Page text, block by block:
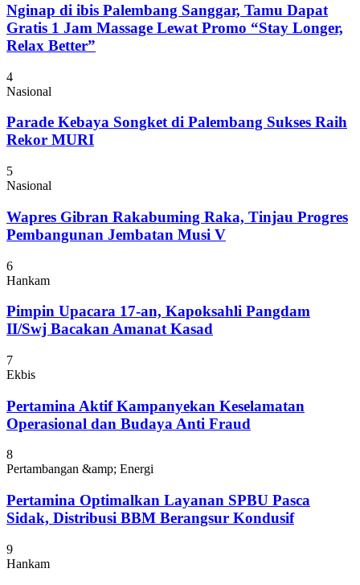
Nginap di ibis Palembang Sanggar, Tamu Dapat
Gratis 1 Jam Massage Lewat Promo “Stay Longer,
Relax Better”
4
Nasional
Parade Kebaya Songket di Palembang Sukses Raih
Rekor MURI
5
Nasional
Wapres Gibran Rakabuming Raka, Tinjau Progres
Pembangunan Jembatan Musi V
6
Hankam
Pimpin Upacara 17-an, Kapoksahli Pangdam
II/Swj Bacakan Amanat Kasad
7
Ekbis
Pertamina Aktif Kampanyekan Keselamatan
Operasional dan Budaya Anti Fraud
8
Pertambangan &amp; Energi
Pertamina Optimalkan Layanan SPBU Pasca
Sidak, Distribusi BBM Berangsur Kondusif
9
Hankam